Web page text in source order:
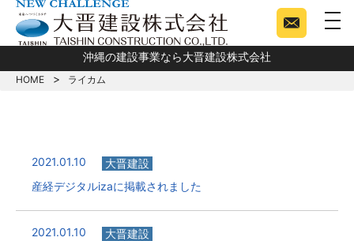
沖縄の建設事業なら大晋建設株式会社
HOME ライカム
2021.01.10
大晋建設
産経デジタルizaに掲載されました
2021.01.10
大晋建設